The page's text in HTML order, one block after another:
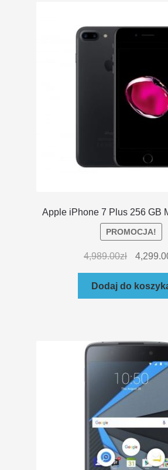
Apple iPhone 7 Plus 256 GB
PROMOCJA!
4,989.00zł
Dodaj do